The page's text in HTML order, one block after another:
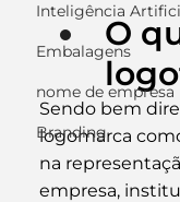
Inteligência
Embalagens
nome de empresa
Branding
O
Sendo bem
logomarca
na
empresa,